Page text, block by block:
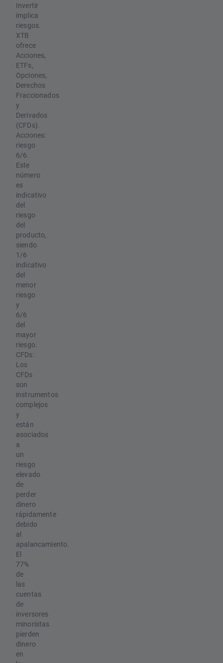
Invertir
implica
riesgos.
XTB
ofrece
Acciones,
ETFs,
Opciones,
Derechos
Fraccionados
y
Derivados
(CFDs).
Acciones:
riesgo
6/6.
Este
número
es
indicativo
del
riesgo
del
producto,
siendo
1/6
indicativo
del
menor
riesgo
y
6/6
del
mayor
riesgo.
CFDs:
Los
CFDs
son
instrumentos
complejos
y
están
asociados
a
un
riesgo
elevado
de
perder
dinero
rápidamente
debido
al
apalancamiento.
El
77%
de
las
cuentas
de
inversores
minoristas
pierden
dinero
en